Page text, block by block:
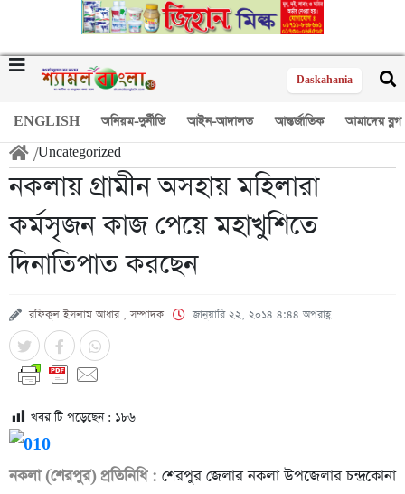
Daskahania
ENGLISH অনিয়ম-দুর্নীতি আইন-আদালত আন্তর্জাতিক আমাদের ব্লগ
/Uncategorized
নকলায় গ্রামীন অসহায় মহিলারা
কর্মসৃজন কাজ পেয়ে মহাখুশিতে
দিনাতিপাত করছেন
রফিকুল ইসলাম আধার , সম্পাদক জানুয়ারি ২২, ২০১৪ ৪:৪৪ অপরাহ্ণ
খবর টি পড়েছেন : ১৮৬
নকলা (শেরপুর) প্রতিনিধি : শেরপুর জেলার নকলা উপজেলার চন্দ্রকোনা